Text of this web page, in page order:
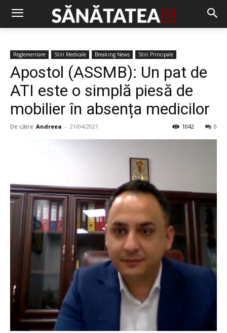
Reglementare Stiri Medicale Breaking News Stiri Principale
Apostol (ASSMB): Un pat de
ATI este o simplă piesă de
mobilier în absența medicilor
De către Andreea - 21/04/2021 0
1042